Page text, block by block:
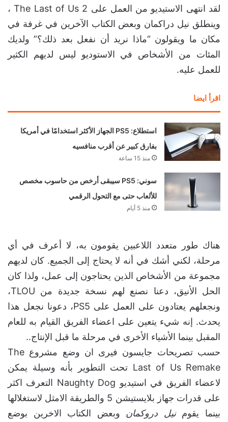
لقد انتهى الاستيديو من العمل على The Last of Us 2 ،
وينطلق نيل دراكمان وبعض الكتاب الآخرين في غرفة في
مكان ما ويقولون “ماذا نريد أن نفعل بعد ذلك؟” ولديك
المئات من الأشخاص في الاستوديو ليس لديهم الكثير
للعمل عليه.
اقرأ ايضا
استطلاع: PS5 الجهاز الأكثر استخدامًا في أمريكا
بفارق كبير عن أقرب منافسيه
منذ 15 ساعة
سوني: PS5 سيبقى أرخص من حاسوب مخصص
للألعاب حتى مع التحول الرقمي
منذ 5 أيام
هناك طور متعدد اللاعبين يقومون به، لا أعرف في أي
مرحلة، لكني أشك في أنه لا يحتاج إلى الجميع. كان لديهم
مجموعة من الأشخاص الذين يحتاجون إلى عمل، ولذا كان
الحل الأنيق، دعنا نصنع لهم نسخة جديدة من TLOU،
ونجعلهم يعتادون على العمل على PS5، دعونا نجعل هذا
يحدث. إنه شيء يتعين على اعضاء الفريق القيام به للعام
المقبل بينما الأشياء الأخرى في مرحلة ما قبل الإنتاج..
حسب تصريحات جايسون فيرى ان وضع مشروع The
Last of Us Remake تحت التطوير بأنه وسيلة يمكن
لاعضاء الفريق في استيديو Naughty Dog التعرف اكثر
على قدرات جهاز بلايستيشن 5 والطريقة الامثل لاستغلالها
بينما يقومنيل دروكمان وبعض الكتاب الاخرين بوضع